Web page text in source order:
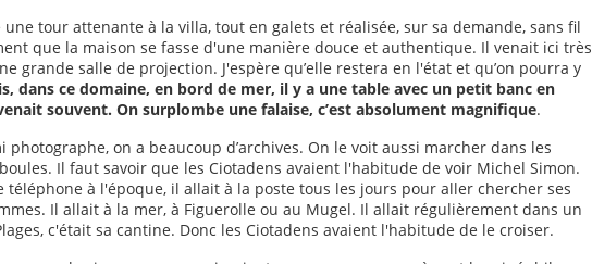
une tour attenante à la villa, tout en galets et réalisée, sur sa demande, sans fil
que la maison se fasse d'une manière douce et authentique. Il venait ici très
grande salle de projection. J'espère qu’elle restera en l'état et qu’on pourra y
dans ce domaine, en bord de mer, il y a une table avec un petit banc en
souvent. On surplombe une falaise, c’est absolument magnifique.
photographe, on a beaucoup d’archives. On le voit aussi marcher dans les
Il faut savoir que les Ciotadens avaient l'habitude de voir Michel Simon.
téléphone à l'époque, il allait à la poste tous les jours pour aller chercher ses
Il allait à la mer, à Figuerolle ou au Mugel. Il allait régulièrement dans un
c'était sa cantine. Donc les Ciotadens avaient l'habitude de le croiser.